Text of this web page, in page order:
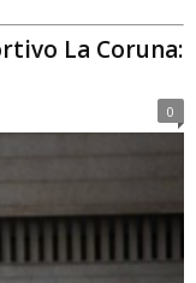
La Coruna:
0